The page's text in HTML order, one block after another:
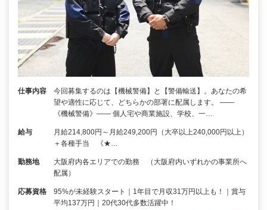
仕事内容
今回募集するのは【機械警備】と【警備輸送】。あなたの希
望や適性に応じて、どちらかの部署に配属します。 ――
《機械警備》―― 個人宅や商業施設、学校、一…
給与
月給214,800円～月給249,200円（大卒以上240,000円以上）
＋各種手当 《★…
勤務地
大阪府内各エリアでの勤務 （大阪府内いずれかの事業所へ
配属）
応募資格
95%が未経験スタート｜1年目で月収31万円以上も！｜賞与
平均137万円｜20代30代多数活躍中！